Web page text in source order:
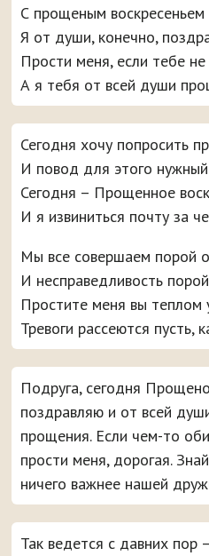
С прощеным воскресеньем
Я от души, конечно,
Прости меня, если тебе не
А я тебя от всей души
Сегодня хочу попросить
И повод для этого нужный
Сегодня – Прощенное
И я извиниться почту за
Мы все совершаем порой
И несправедливость
Простите меня вы теплом
Тревоги рассеются пусть,
Подруга, сегодня
поздравляю и от всей
прощения. Если чем-то
прости меня, дорогая.
ничего важнее нашей
Так ведется с давних пор –